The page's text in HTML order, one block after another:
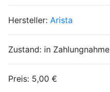
Hersteller: Arista
Zustand: in Zahlungnahme
Preis: 5,00 €